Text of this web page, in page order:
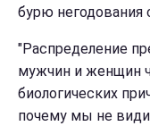
бурю негодования
"Распределение
мужчин и женщин
биологических
почему мы не